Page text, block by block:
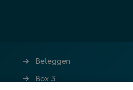
Beleggen
Box 3